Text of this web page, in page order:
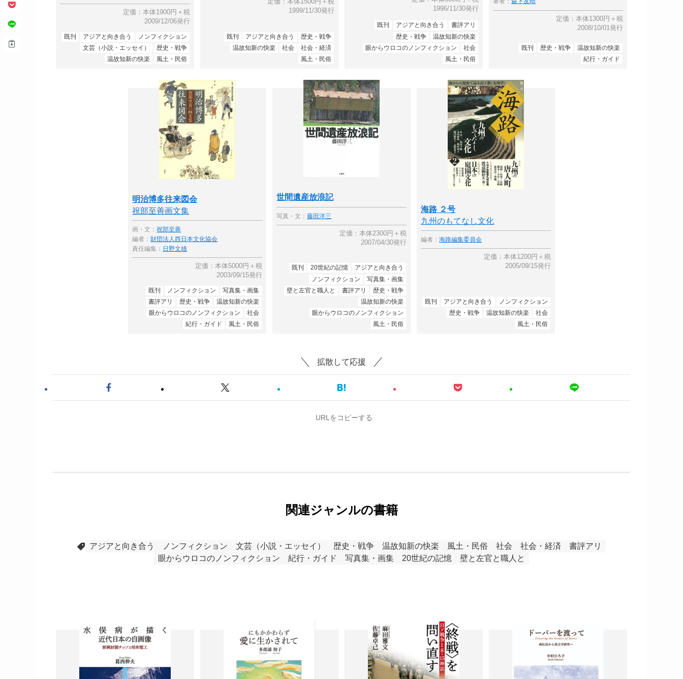
定価：本体1900円＋税
2009/12/06発行
既刊 アジアと向き合う
ノンフィクション
文芸（小説・エッセイ）
歴史・戦争
温故知新の快楽
風土・民俗
1999/11/30発行
既刊 アジアと向き合う
歴史・戦争
温故知新の快楽
社会
社会・経済
風土・民俗
1996/11/30発行
既刊 アジアと向き合う
書評アリ
歴史・戦争
温故知新の快楽
眼からウロコのノンフィクション
社会
風土・民俗
定価：本体1300円＋税
2008/10/01発行
既刊 歴史・戦争
温故知新の快楽
紀行・ガイド
明治博多往来図会
祝部至善画文集
画・文：祝部至善
編者： 財団法人西日本文化協会
責任編集： 日野文雄
定価：本体5000円＋税
2003/09/15発行
既刊 ノンフィクション
写真集・画集
書評アリ
歴史・戦争
温故知新の快楽
眼からウロコのノンフィクション
社会
紀行・ガイド
風土・民俗
世間遺産放浪記
写真・文：藤田洋三
定価：本体2300円＋税
2007/04/30発行
既刊 20世紀の記憶
アジアと向き合う
ノンフィクション
写真集・画集
壁と左官と職人と
書評アリ
歴史・戦争
温故知新の快楽
眼からウロコのノンフィクション
風土・民俗
海路 ２号
九州のもてなし文化
編者：海路編集委員会
定価：本体1200円＋税
2005/09/15発行
既刊 アジアと向き合う
ノンフィクション
歴史・戦争
温故知新の快楽
社会
風土・民俗
拡散して応援
URLをコピーする
関連ジャンルの書籍
アジアと向き合う ノンフィクション 文芸（小説・エッセイ） 歴史・戦争 温故知新の快楽 風土・民俗 社会 社会・経済
書評アリ
眼からウロコのノンフィクション
紀行・ガイド 写真集・画集 20世紀の記憶 壁と左官と職人と